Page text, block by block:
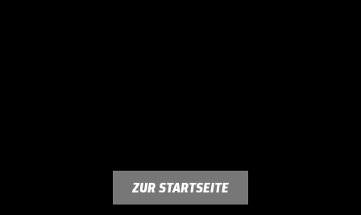
ZUR STARTSEITE